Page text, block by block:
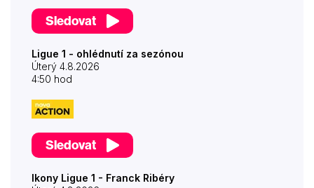
Sledovat
Ligue 1 - ohlédnutí za sezónou
Úterý 4.8.2026
4:50 hod
Sledovat
Ikony Ligue 1 - Franck Ribéry